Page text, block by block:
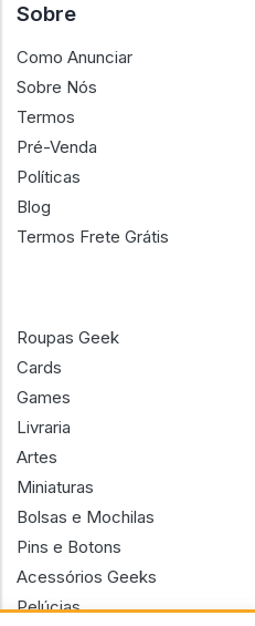
Sobre
Como Anunciar
Sobre Nós
Termos
Pré-Venda
Políticas
Blog
Termos Frete Grátis
Roupas Geek
Cards
Games
Livraria
Artes
Miniaturas
Bolsas e Mochilas
Pins e Botons
Acessórios Geeks
Pelúcias